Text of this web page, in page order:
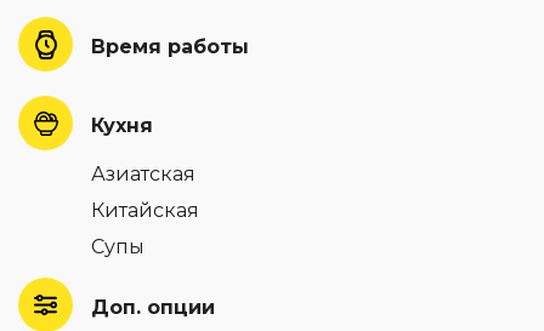
Время работы
Кухня
Азиатская
Китайская
Супы
Доп. опции